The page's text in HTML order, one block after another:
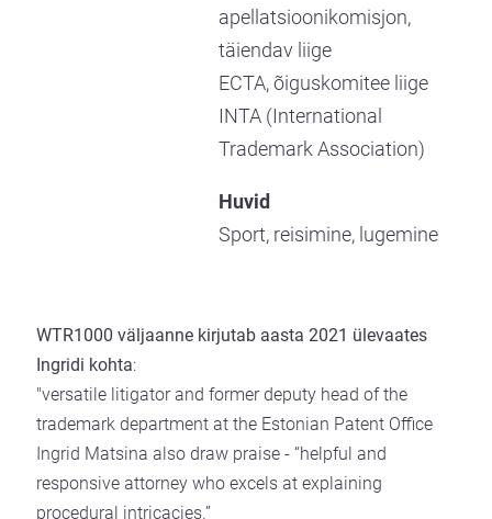
apellatsioonikomisjon,
täiendav liige
ECTA, õiguskomitee liige
INTA (International
Trademark Association)
Huvid
Sport, reisimine, lugemine
WTR1000 väljaanne kirjutab aasta 2021 ülevaates
Ingridi kohta:
"versatile litigator and former deputy head of the
trademark department at the Estonian Patent Office
Ingrid Matsina also draw praise - “helpful and
responsive attorney who excels at explaining
procedural intricacies.”